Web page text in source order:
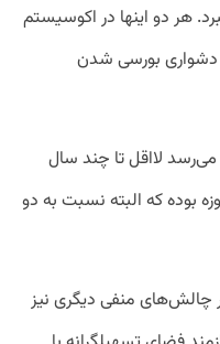
هر دو اینها در اکوسیستم
دشواری بورسی شدن
لااقل تا چند سال
بوده که البته نسبت به دو
چالش‌های منفی دیگری نیز